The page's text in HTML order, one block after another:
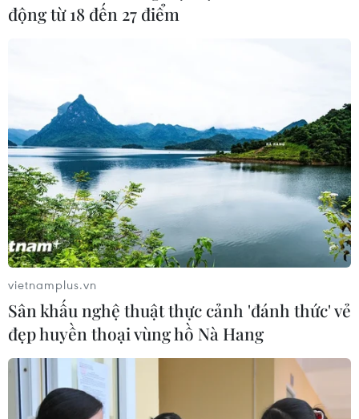
19 thuộc nhóm A
27/09/2023 13:18
Bộ Y tế đã có Tờ trình gửi Chính phủ về việc ban hành
Quyết định của Thủ tướng Chính phủ công bố hết dịch
COVID-19 thuộc nhóm A và bãi bỏ một số văn bản
phòng chống dịch COVID-19.
động từ 18 đến 27 điểm
vietnamplus.vn
Sân khấu nghệ thuật thực cảnh 'đánh thức' vẻ
đẹp huyền thoại vùng hồ Nà Hang